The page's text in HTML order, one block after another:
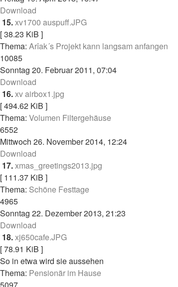
Download
15.xv1700 auspuff.JPG
[ 38.23 KiB ]
Thema: Arîak´s Projekt kann langsam anfangen
10085
Sonntag 20. Februar 2011, 07:04
Download
16.xv airbox1.jpg
[ 494.62 KiB ]
Thema: Volumen Filtergehäuse
6552
Mittwoch 26. November 2014, 12:24
Download
17.xmas_greetings2013.jpg
[ 111.37 KiB ]
Thema: Schöne Festtage
4965
Sonntag 22. Dezember 2013, 21:23
Download
18.xj650cafe.JPG
[ 78.91 KiB ]
So in etwa wird sie aussehen
Thema: Pensionär im Hause